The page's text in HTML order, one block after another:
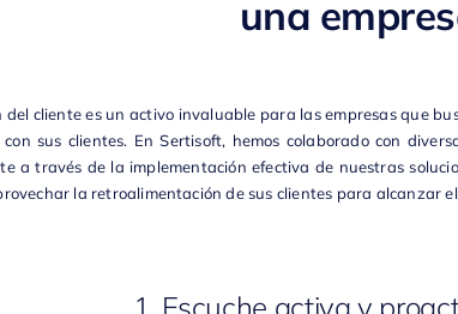
una
cliente es un activo invaluable para las empresas que
sus clientes. EnSertisoft, hemos colaborado con
a través de la implementación efectiva de nuestras
la retroalimentación de sus clientes para alcanzar